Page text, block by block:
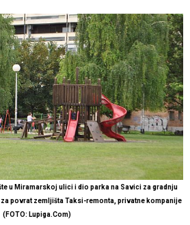
u Miramarskoj ulici i dio parka na Savici za gradnju
povrat zemljišta Taksi-remonta, privatne kompanije
(FOTO: Lupiga.Com)